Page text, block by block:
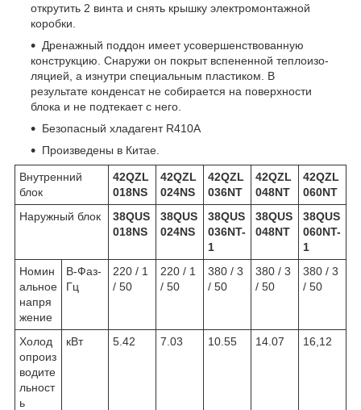
открутить 2 винта и снять крышку электромонтажной
коробки.
Дренажный поддон имеет усовершенствованную
конструкцию. Снаружи он покрыт вспененной теплоизо-
ляцией, а изнутри специальным пластиком. В
результате конденсат не собирается на поверхности
блока и не подтекает с него.
Безопасный хладагент R410A
Произведены в Китае.
Внутренний
блок
42QZL
018NS
42QZL
024NS
42QZL
036NT
42QZL
048NT
42QZL
060NT
Наружный блок
38QUS
018NS
38QUS
024NS
38QUS
036NT-
1
38QUS
048NT
38QUS
060NT-
1
Номин
альное
напря
жение
В-Фаз-
Гц
220 / 1
/ 50
220 / 1
/ 50
380 / 3
/ 50
380 / 3
/ 50
380 / 3
/ 50
Холод
опроиз
водите
льност
ь
кВт 5.42 7.03 10.55 14.07 16,12